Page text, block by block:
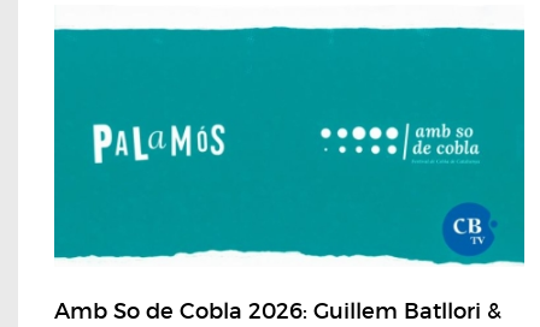
Amb So de Cobla 2026: Guillem Batllori &